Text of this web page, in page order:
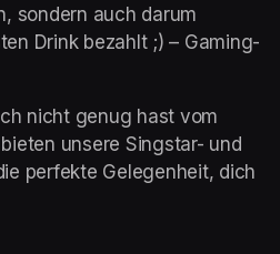
sondern auch darum
Drink bezahlt ;) – Gaming-
nicht genug hast vom
unsere Singstar- und
perfekte Gelegenheit, dich